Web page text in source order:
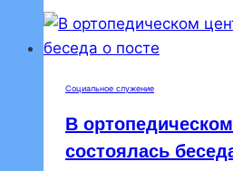
Социальное служение
В
состоялась